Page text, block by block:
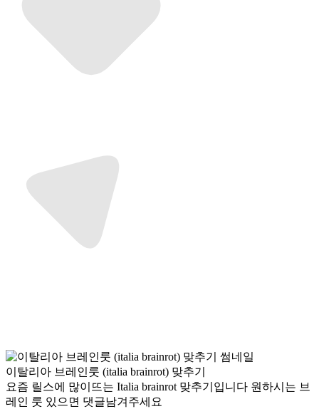
이탈리아 브레인룻 (italia brainrot) 맞추기
요즘 릴스에 많이뜨는 Italia brainrot 맞추기입니다 원하시는 브
레인 룻 있으면 댓글남겨주세요